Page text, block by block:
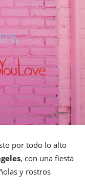
por todo lo alto
, con una fiesta
y rostros